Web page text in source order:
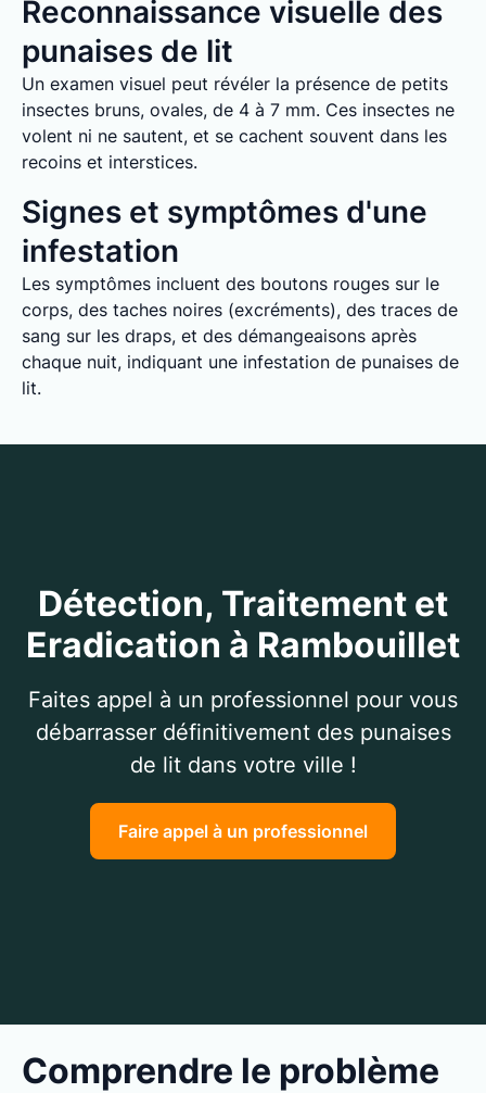
Reconnaissance visuelle des
punaises de lit
Un examen visuel peut révéler la présence de petits
insectes bruns, ovales, de 4 à 7 mm. Ces insectes ne
volent ni ne sautent, et se cachent souvent dans les
recoins et interstices.
Signes et symptômes d'une
infestation
Les symptômes incluent des boutons rouges sur le
corps, des taches noires (excréments), des traces de
sang sur les draps, et des démangeaisons après
chaque nuit, indiquant une infestation de punaises de
lit.
Détection, Traitement et
Eradication à Rambouillet
Faites appel à un professionnel pour vous
débarrasser définitivement des punaises
de lit dans votre ville !
Faire appel à un professionnel
Comprendre le problème